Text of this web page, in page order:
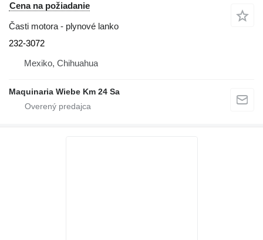
Cena na požiadanie
Časti motora - plynové lanko
232-3072
Mexiko, Chihuahua
Maquinaria Wiebe Km 24 Sa